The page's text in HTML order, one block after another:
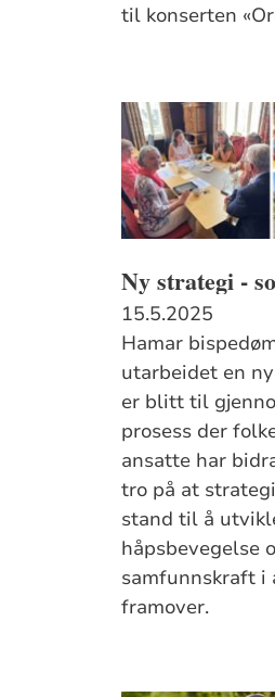
til konserten
Ny strategi -
15.5.2025
Hamar
utarbeidet en
er blitt til
prosess der
ansatte har
tro på at
stand til å
håpsbevegelse
samfunnskraft i
framover.